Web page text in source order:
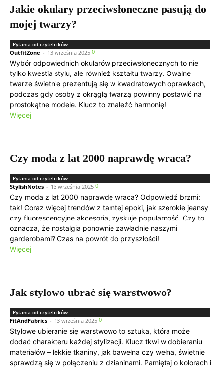
Jakie okulary przeciwsłoneczne pasują do
mojej twarzy?
Pytania od czytelników
OutfitZone - 13 września 2025 0
Wybór odpowiednich okularów przeciwsłonecznych to nie
tylko kwestia stylu, ale również kształtu twarzy. Owalne
twarze świetnie prezentują się w kwadratowych oprawkach,
podczas gdy osoby z okrągłą twarzą powinny postawić na
prostokątne modele. Klucz to znaleźć harmonię!
Więcej
Czy moda z lat 2000 naprawdę wraca?
Pytania od czytelników
StylishNotes - 13 września 2025 0
Czy moda z lat 2000 naprawdę wraca? Odpowiedź brzmi:
tak! Coraz więcej trendów z tamtej epoki, jak szerokie jeansy
czy fluorescencyjne akcesoria, zyskuje popularność. Czy to
oznacza, że nostalgia ponownie zawładnie naszymi
garderobami? Czas na powrót do przyszłości!
Więcej
Jak stylowo ubrać się warstwowo?
Pytania od czytelników
FitAndFabrics - 13 września 2025 0
Stylowe ubieranie się warstwowo to sztuka, która może
dodać charakteru każdej stylizacji. Klucz tkwi w dobieraniu
materiałów – lekkie tkaniny, jak bawełna czy wełna, świetnie
sprawdzą się w połączeniu z dzianinami. Pamiętaj o kolorach i